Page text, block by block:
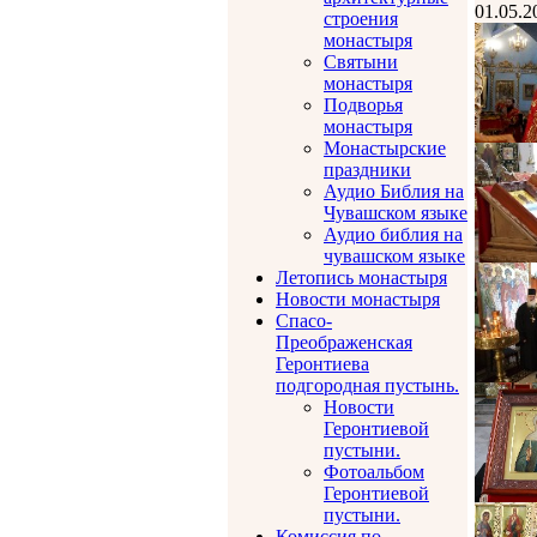
строения
монастыря
Святыни
монастыря
Подворья
монастыря
Монастырские
праздники
Аудио Библия на
Чувашском языке
Аудио библия на
чувашском языке
Летопись монастыря
Новости монастыря
Спасо-
Преображенская
Геронтиева
подгородная пустынь.
Новости
Геронтиевой
пустыни.
Фотоальбом
Геронтиевой
пустыни.